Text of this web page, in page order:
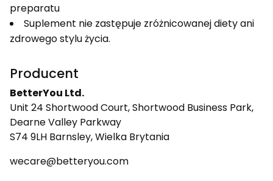
preparatu
Suplement nie zastępuje zróżnicowanej diety ani
zdrowego stylu życia.
Producent
BetterYou Ltd.
Unit 24 Shortwood Court, Shortwood Business Park,
Dearne Valley Parkway
S74 9LH Barnsley, Wielka Brytania
wecare@betteryou.com